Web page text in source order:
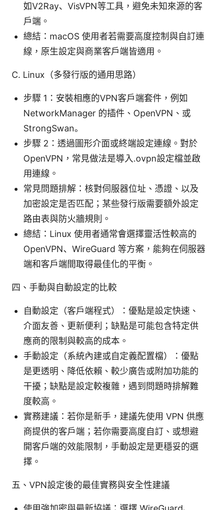
如V2Ray、VisVPN等工具，避免未知來源的客
戶端。
總結：macOS 使用者若需要高度控制與自訂連
線，原生設定與商業客戶端皆適用。
C. Linux（多發行版的通用思路）
步驟 1：安裝相應的VPN客戶端套件，例如
NetworkManager 的插件、OpenVPN、或
StrongSwan。
步驟 2：透過圖形介面或終端設定連線。對於
OpenVPN，常見做法是導入.ovpn設定檔並啟
用連線。
常見問題排解：核對伺服器位址、憑證、以及
加密設定是否匹配；某些發行版需要額外設定
路由表與防火牆規則。
總結：Linux 使用者通常會選擇靈活性較高的
OpenVPN、WireGuard 等方案，能夠在伺服器
端和客戶端間取得最佳化的平衡。
四、手動與自動設定的比較
自動設定（客戶端程式）：優點是設定快速、
介面友善、更新便利；缺點是可能包含特定供
應商的限制與較高的成本。
手動設定（系統內建或自定義配置檔）：優點
是更透明、降低依賴、較少廣告或附加功能的
干擾；缺點是設定較複雜，遇到問題時排解難
度較高。
實務建議：若你是新手，建議先使用 VPN 供應
商提供的客戶端；若你需要高度自訂、或想避
開客戶端的效能限制，手動設定是更穩妥的選
擇。
五、VPN設定後的最佳實務與安全性建議